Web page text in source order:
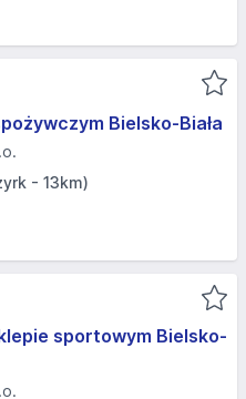
Bielsko-Biała
- 13km)
sportowym Bielsko-